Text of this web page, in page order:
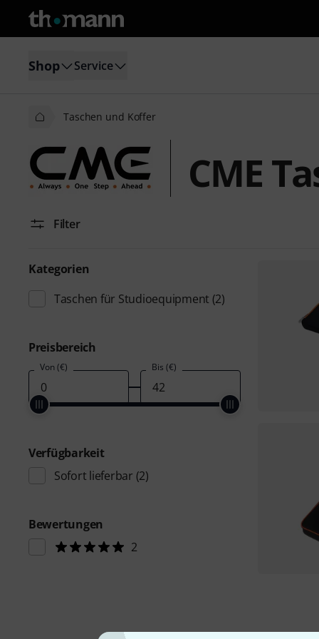
Shop Service
Taschen und Koffer
CME
Filter
Kategorien
Taschen für Studioequipment (2)
Preisbereich
Von (€) Bis (€)
Verfügbarkeit
Sofort lieferbar (2)
Bewertungen
2